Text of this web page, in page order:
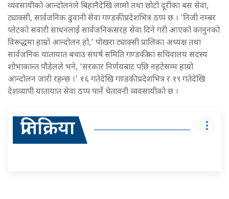
व्यवसायीको आन्दोलनले बिहानैदेखि लामो तथा छोटो दूरीका बस सेवा,
ट्याक्सी, सार्वजनिक ढुवानी सेवा गण्डकी प्रदेशभित्र ठप्प छ । ‘निजी नम्बर
प्लेटको सवारी साधनलाई सार्वजनिकसरह सेवा दिने गरी आएको कानुनको
विरूद्धमा हाम्रो आन्दोलन हो,’ पोखरा ट्याक्सी प्रालिका अध्यक्ष तथा
सार्वजनिक यातायात बचाउ संघर्ष समिति गण्डकीका सचिवालय सदस्य
शोभाकान्त पौडेलले भने, ‘सरकार निर्णयबाट पछि नहटेसम्म हाम्रो
आन्दोलन जारी रहन्छ ।’ १६ गतेदेखि गण्डकी प्रदेशभित्र र १९ गतेदेखि
देशव्यापी यातायात सेवा ठप्प पार्ने चेतावनी व्यवसायीको छ ।
प्रतिक्रिया